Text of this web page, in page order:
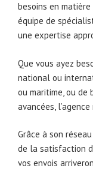
besoins en matière
équipe de
une expertise
Que vous ayez
national ou
ou maritime, ou
avancées,
Grâce à son
de la satisfaction
vos envois